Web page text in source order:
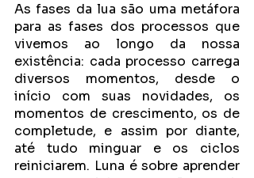
As fases da lua são uma metáfora
para as fases dos processos que
vivemos ao longo da nossa
existência: cada processo carrega
diversos momentos, desde o
início com suas novidades, os
momentos de crescimento, os de
completude, e assim por diante,
até tudo minguar e os ciclos
reiniciarem. Luna é sobre aprender